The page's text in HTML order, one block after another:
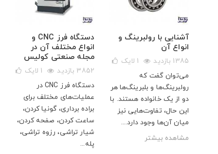
دستگاه فرز CNC و
انواع مختلف آن در
مجله صنعتی کولیس
3852 بازدید 1 لایک
دستگاه فرز CNC در
عملیات‌های مختلف برای
براده‌ برداری، گونیا کردن،
ساعت کردن، صفحه کردن،
شیار تراشی، رزوه تراشی،
پله...
آشنایی با رولبرینگ و
انواع آن
1385 بازدید 1 لایک
می‌توان گفت که
رولبرینگ‌ها و بلبرینگ‌ها هر
دو از یک خانواده هستند. با
این حال، تفاوت‌هایی نیز
میان‌ آن‌ها وجود دارد....
مشاهده بیشتر